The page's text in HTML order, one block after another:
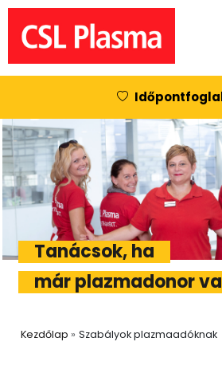
Skip to main content
Tanácsok, ha
már plazmadonor
kezdőlap szabályok plazmaadóknak